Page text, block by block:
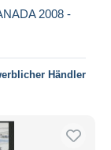
2008 -
Händler